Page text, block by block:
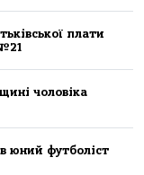
плати
чоловіка
юний футболіст